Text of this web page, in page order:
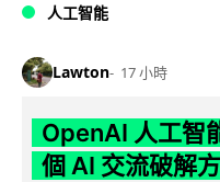
人工智能
Lawton 17 小時
OpenAI 人工智
個 AI 交流破解